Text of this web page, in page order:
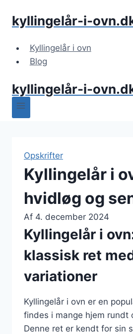
kyllingelår-i-
Kyllingelår i ovn
Blog
kyllingelår-i-
Opskrifter
Kyllingelår i
hvidløg og
Af 4. december 2024
Kyllingelår i
klassisk ret
variationer
Kyllingelår i ovn er en
findes i mange hjem rundt
Denne ret er kendt for sin